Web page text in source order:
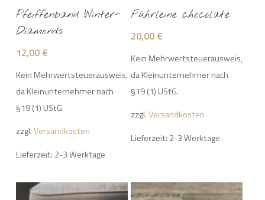
Add To Cart
Pfeiffenband Winter-
Diamonds
12,00 €
Kein Mehrwertsteuerausweis,
da Kleinunternehmer nach
§19 (1) UStG.
zzgl.Versandkosten
Lieferzeit: 2-3 Werktage
Add To Cart
Führleine chocolate
20,00 €
Kein Mehrwertsteuerausweis,
da Kleinunternehmer nach
§19 (1) UStG.
zzgl.Versandkosten
Lieferzeit: 2-3 Werktage